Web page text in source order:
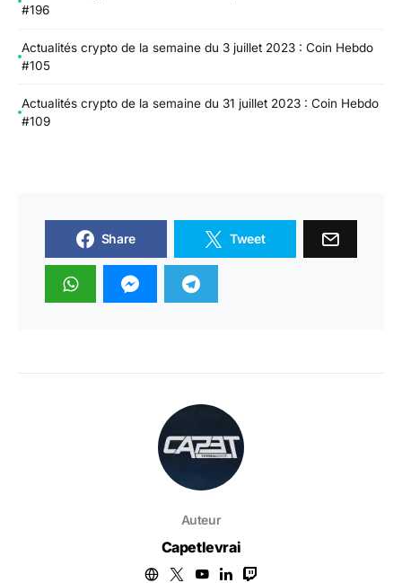
#196
Actualités crypto de la semaine du 3 juillet 2023 : Coin Hebdo
#105
Actualités crypto de la semaine du 31 juillet 2023 : Coin Hebdo
#109
Share Tweet
Auteur
Capetlevrai